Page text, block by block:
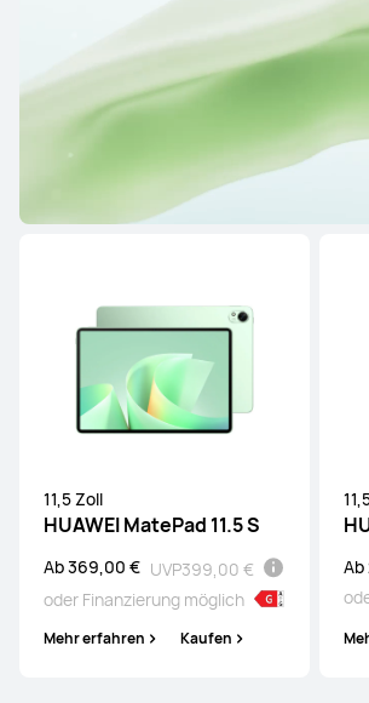
11,5 Zoll
HUAWEI MatePad 11.5 S
Ab 369,00 € UVP399,00 €
oder Finanzierung möglich
Mehr erfahren Kaufen